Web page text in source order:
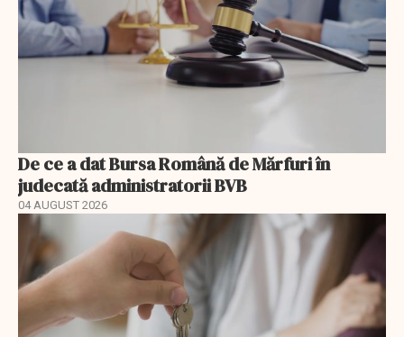
De ce a dat Bursa Română de Mărfuri în
judecată administratorii BVB
04 AUGUST 2026